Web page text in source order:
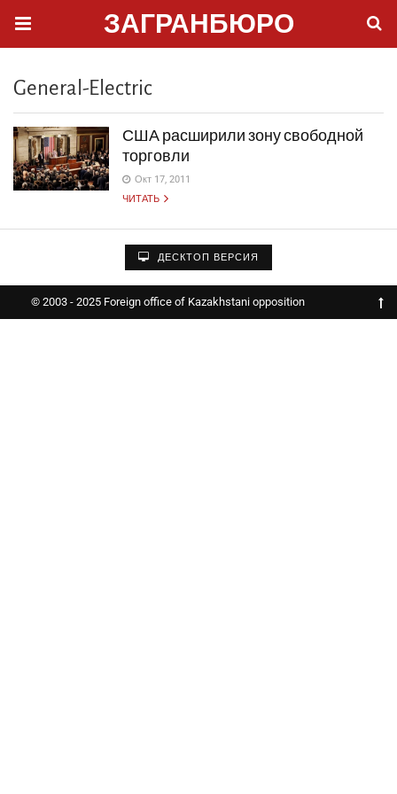
ЗАГРАНБЮРО
General-Electric
США расширили зону свободной
торговли
Окт 17, 2011
ЧИТАТЬ
ДЕСКТОП ВЕРСИЯ
© 2003 - 2025 Foreign office of Kazakhstani opposition